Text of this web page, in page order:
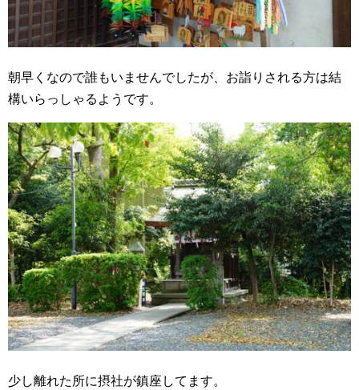
朝早くなので誰もいませんでしたが、お詣りされる方は結
構いらっしゃるようです。
少し離れた所に摂社が鎮座してます。